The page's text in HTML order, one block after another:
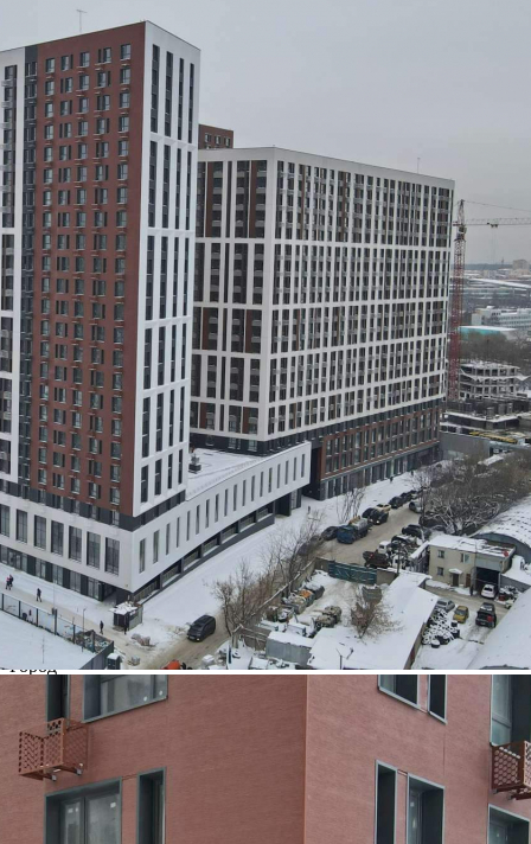
96150 - Г. МОСКВА,
ДМИТРОВСКОЕ ШОССЕ,
Д.73Б
Москва / Московская обл
Получить контакты
Посмотреть на карте
Сдается помещение площадью 41.3 м2, в прямую аренду на
любой срок. Помещение располагается в 25-этажном здании
м. Верхние Лихоборы, район Бескудниковский. Помещение
находится на 1 этаже здания. Возможное назначение - прочее,
помещение под чистовую отделку, внутри есть
водоснабжение, здание открыто круглосуто...
601 (+1)
Навигация
Характеристики
О помещении
Где находится
Контакты
Другие объявления
Характеристики помещения
№ объявления
96150
Дата размещения
21.02.2022
Город
Дмитровское шоссе, д.73Б
Расположено
Этаж
Предлагается